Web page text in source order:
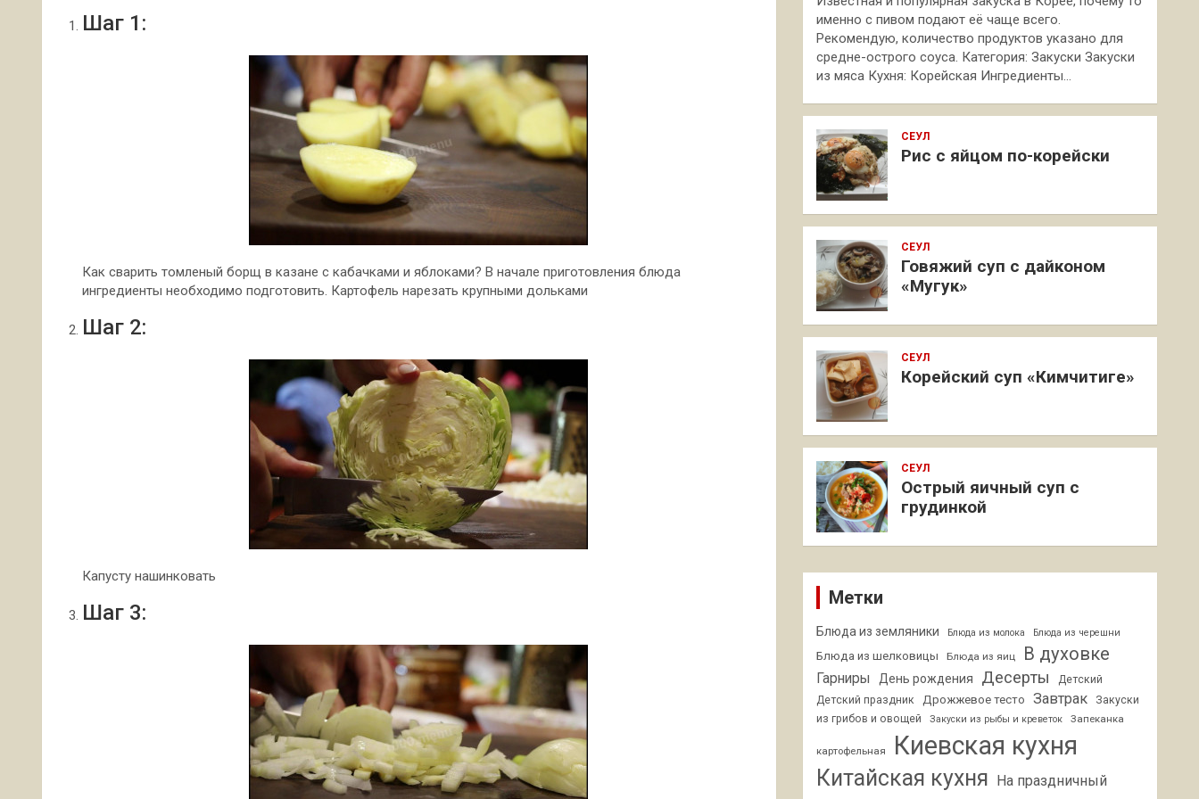
Шаг 1:
Как сварить томленый борщ в казане с кабачками и яблоками? В начале приготовления блюда
ингредиенты необходимо подготовить. Картофель нарезать крупными дольками
Шаг 2:
Капусту нашинковать
Шаг 3:
именно с пивом подают её чаще всего.
Рекомендую, количество продуктов указано для
средне-острого соуса. Категория: Закуски Закуски
из мяса Кухня: Корейская Ингредиенты…
СЕУЛ
Рис с яйцом по-корейски
СЕУЛ
Говяжий суп с дайконом
«Мугук»
СЕУЛ
Корейский суп «Кимчитиге»
СЕУЛ
Острый яичный суп с
грудинкой
Метки
Блюда из земляники Блюда из молока Блюда из черешни
Блюда из шелковицы Блюда из яиц В духовке
Гарниры День рождения Десерты
Детский
Детский праздник
Дрожжевое тесто Завтрак
Закуски
из грибов и овощей
Закуски из рыбы и креветок Запеканка
картофельная Киевская кухня
Китайская кухня На праздничный